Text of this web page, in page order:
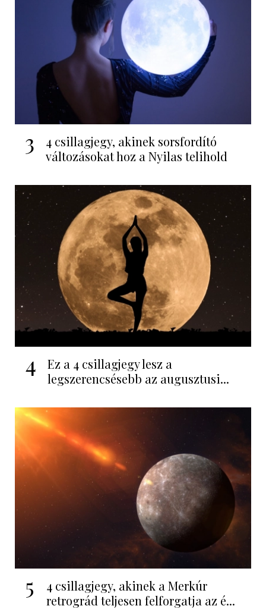
3
4 csillagjegy, akinek sorsfordító
változásokat hoz a Nyilas telihold
4
Ez a 4 csillagjegy lesz a
legszerencsésebb az augusztusi...
5
4 csillagjegy, akinek a Merkúr
retrográd teljesen felforgatja az é...